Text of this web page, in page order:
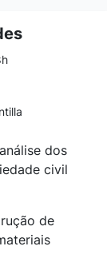
dos
civil
de